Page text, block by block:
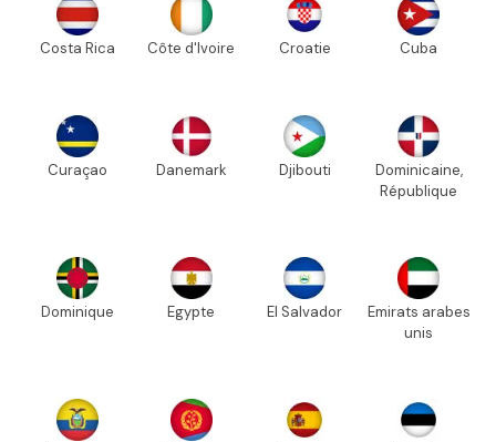
Costa Rica Côte d'Ivoire Croatie Cuba
Curaçao Danemark Djibouti
Dominicaine,
République
Dominique Egypte El Salvador
Emirats arabes
unis